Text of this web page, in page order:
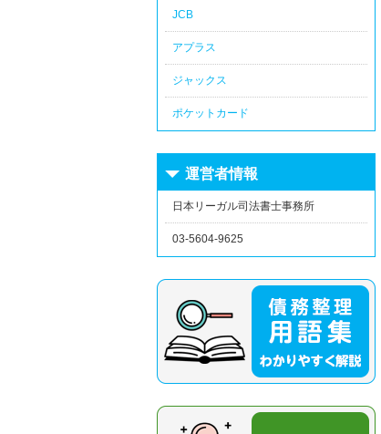
JCB
アプラス
ジャックス
ポケットカード
運営者情報
日本リーガル司法書士事務所
03-5604-9625